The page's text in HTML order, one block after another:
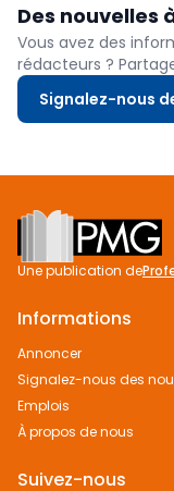
Des nouvelles
Vous avez des
rédacteurs ?
Signalez-nous
Footer
Une publication de
Informations
Annoncer
Signalez-nous des
Emplois
À propos de nous
Suivez-nous